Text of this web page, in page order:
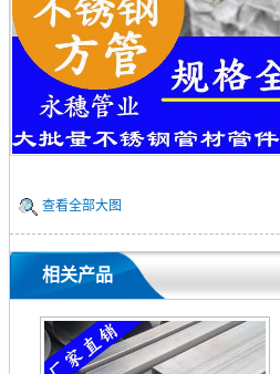
查看全部大图
相关产品